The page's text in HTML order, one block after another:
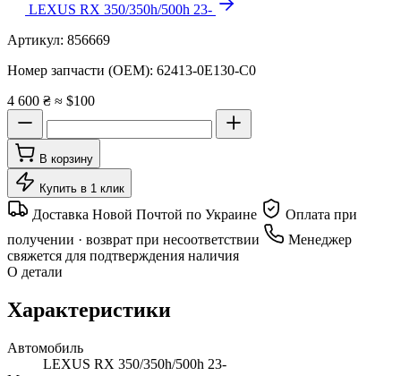
LEXUS RX 350/350h/500h 23-
Артикул: 856669
Номер запчасти (OEM): 62413-0E130-C0
4 600 ₴ ≈ $100
В корзину
Купить в 1 клик
Доставка Новой Почтой по Украине
Оплата при
получении · возврат при несоответствии
Менеджер
свяжется для подтверждения наличия
О детали
Характеристики
Автомобиль
LEXUS RX 350/350h/500h 23-